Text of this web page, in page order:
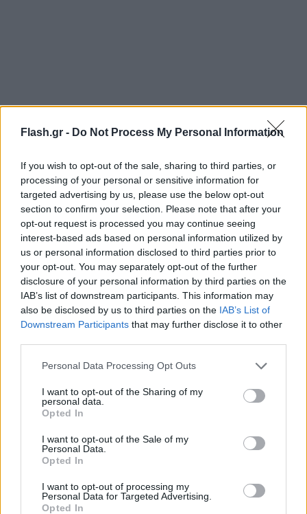
Flash.gr - Do Not Process My Personal Information
If you wish to opt-out of the sale, sharing to third parties, or
processing of your personal or sensitive information for
targeted advertising by us, please use the below opt-out
section to confirm your selection. Please note that after your
opt-out request is processed you may continue seeing
interest-based ads based on personal information utilized by
us or personal information disclosed to third parties prior to
your opt-out. You may separately opt-out of the further
disclosure of your personal information by third parties on the
IAB’s list of downstream participants. This information may
also be disclosed by us to third parties on the IAB’s List of
Downstream Participants that may further disclose it to other
Please note that this website/app uses one or more Google
not limited to your visit or usage behaviour. You may click to
grant or deny consent to Google and its third-party tags to
use your data for below specified purposes in below Google
consent section.
Personal Data Processing Opt Outs
I want to opt-out of the Sharing of my
personal data.
Opted In
I want to opt-out of the Sale of my
Personal Data.
Opted In
I want to opt-out of processing my
Personal Data for Targeted Advertising.
Opted In